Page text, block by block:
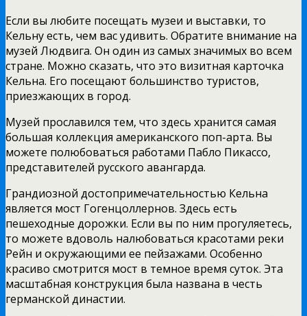
Если вы любите посещать музеи и выставки, то
Кельну есть, чем вас удивить. Обратите внимание на
музей Людвига. Он один из самых значимых во всем
стране. Можно сказать, что это визитная карточка
Кельна. Его посещают большинство туристов,
приезжающих в город.
Музей прославился тем, что здесь хранится самая
большая коллекция американского поп-арта. Вы
можете полюбоваться работами Пабло Пикассо,
представителей русского авангарда.
Грандиозной достопримечательностью Кельна
является мост Гогенцоллернов. Здесь есть
пешеходные дорожки. Если вы по ним прогуляетесь,
то можете вдоволь налюбоваться красотами реки
Рейн и окружающими ее пейзажами. Особенно
красиво смотрится мост в темное время суток. Эта
масштабная конструкция была названа в честь
германской династии.